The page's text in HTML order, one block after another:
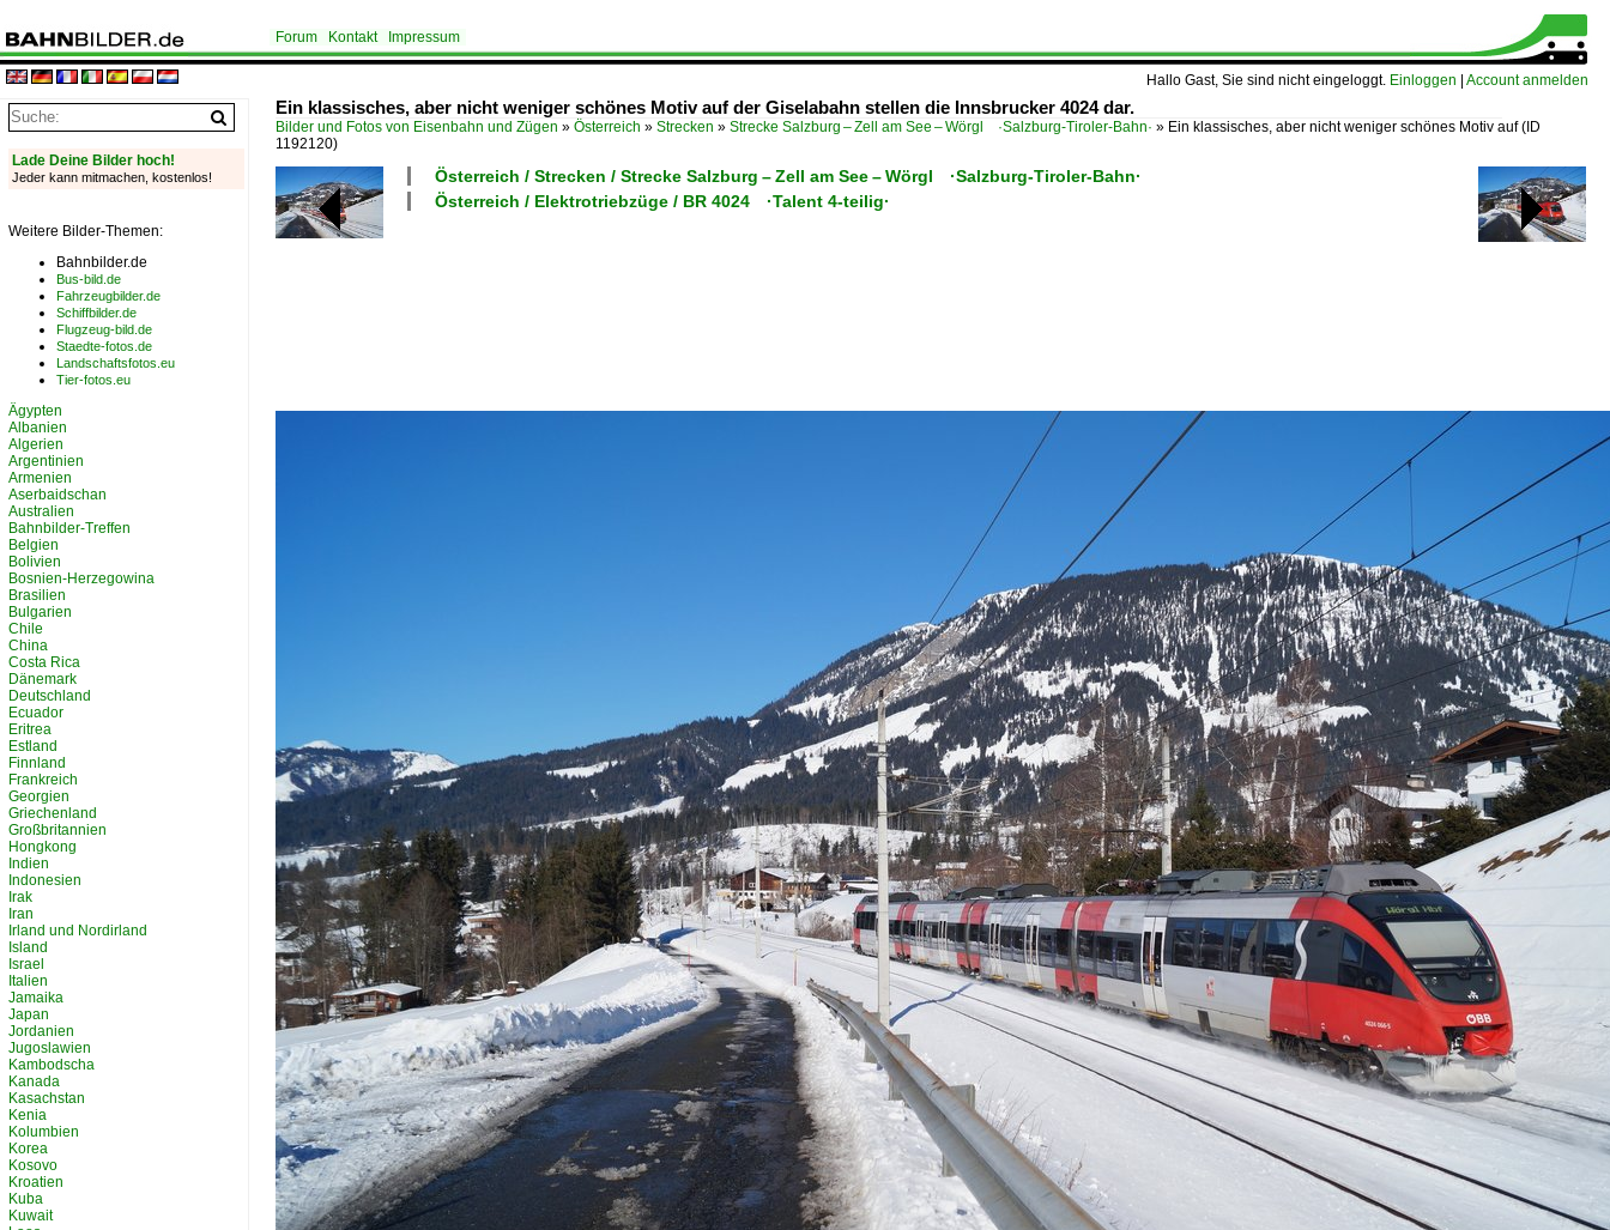
Hallo Gast, Sie sind nicht eingeloggt. Einloggen Account anmelden
Forum Kontakt Impressum
Ein klassisches, aber nicht weniger schönes Motiv auf der Giselabahn stellen die Innsbrucker 4024 dar.
Bilder und Fotos von Eisenbahn und Zügen » Österreich » Strecken » Strecke Salzburg – Zell am See – Wörgl ·Salzburg-Tiroler-Bahn· » Ein klassisches, aber nicht weniger schönes Motiv auf(ID
1192120)
Österreich / Strecken / Strecke Salzburg – Zell am See – Wörgl ·Salzburg-Tiroler-Bahn·
Österreich / Elektrotriebzüge / BR 4024 ·Talent 4-teilig·
Lade Deine Bilder hoch!
Jeder kann mitmachen, kostenlos!
Weitere Bilder-Themen:
Bahnbilder.de
Bus-bild.de
Fahrzeugbilder.de
Schiffbilder.de
Flugzeug-bild.de
Staedte-fotos.de
Landschaftsfotos.eu
Tier-fotos.eu
Ägypten
Albanien
Algerien
Argentinien
Armenien
Aserbaidschan
Australien
Bahnbilder-Treffen
Belgien
Bolivien
Bosnien-Herzegowina
Brasilien
Bulgarien
Chile
China
Costa Rica
Dänemark
Deutschland
Ecuador
Eritrea
Estland
Finnland
Frankreich
Georgien
Griechenland
Großbritannien
Hongkong
Indien
Indonesien
Irak
Iran
Irland und Nordirland
Island
Israel
Italien
Jamaika
Japan
Jordanien
Jugoslawien
Kambodscha
Kanada
Kasachstan
Kenia
Kolumbien
Korea
Kosovo
Kroatien
Kuba
Kuwait